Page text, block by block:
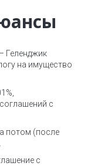
Геленджик
на имущество
с
потом (после
с